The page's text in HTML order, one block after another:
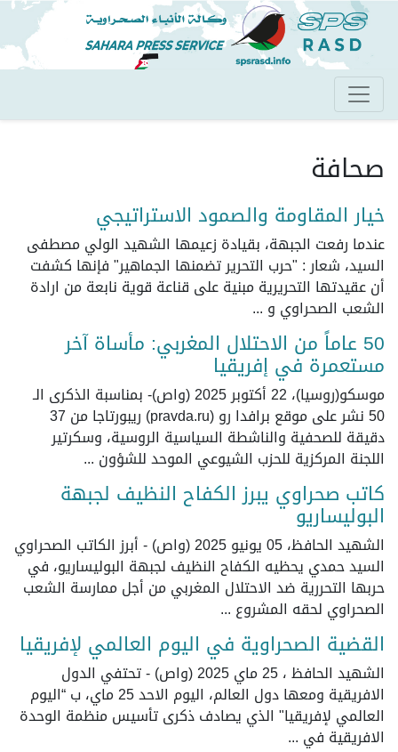
تجاوز
إلى
المحتوى
الرئيسي
صحافة
خيار المقاومة والصمود الاستراتيجي
عندما رفعت الجبهة، بقيادة زعيمها الشهيد الولي مصطفى
السيد، شعار : "حرب التحرير تضمنها الجماهير" فإنها كشفت
أن عقيدتها التحريرية مبنية على قناعة قوية نابعة من ارادة
الشعب الصحراوي و ...
50 عاماً من الاحتلال المغربي: مأساة آخر
مستعمرة في إفريقيا
موسكو(روسيا)، 22 أكتوبر 2025 (واص)- بمناسبة الذكرى الـ
50 نشر على موقع برافدا رو (pravda.ru) ريبورتاجا من 37
دقيقة للصحفية والناشطة السياسية الروسية، وسكرتير
اللجنة المركزية للحزب الشيوعي الموحد للشؤون ...
كاتب صحراوي يبرز الكفاح النظيف لجبهة
البوليساريو
الشهيد الحافظ، 05 يونيو 2025 (واص) - أبرز الكاتب الصحراوي
السيد حمدي يحظيه الكفاح النظيف لجبهة البوليساريو، في
حربها التحررية ضد الاحتلال المغربي من أجل ممارسة الشعب
الصحراوي لحقه المشروع ...
القضية الصحراوية في اليوم العالمي لإفريقيا
الشهيد الحافظ ، 25 ماي 2025 (واص) - تحتفي الدول
الافريقية ومعها دول العالم، اليوم الاحد 25 ماي، ب “اليوم
العالمي لإفريقيا" الذي يصادف ذكرى تأسيس منظمة الوحدة
الافريقية في ...